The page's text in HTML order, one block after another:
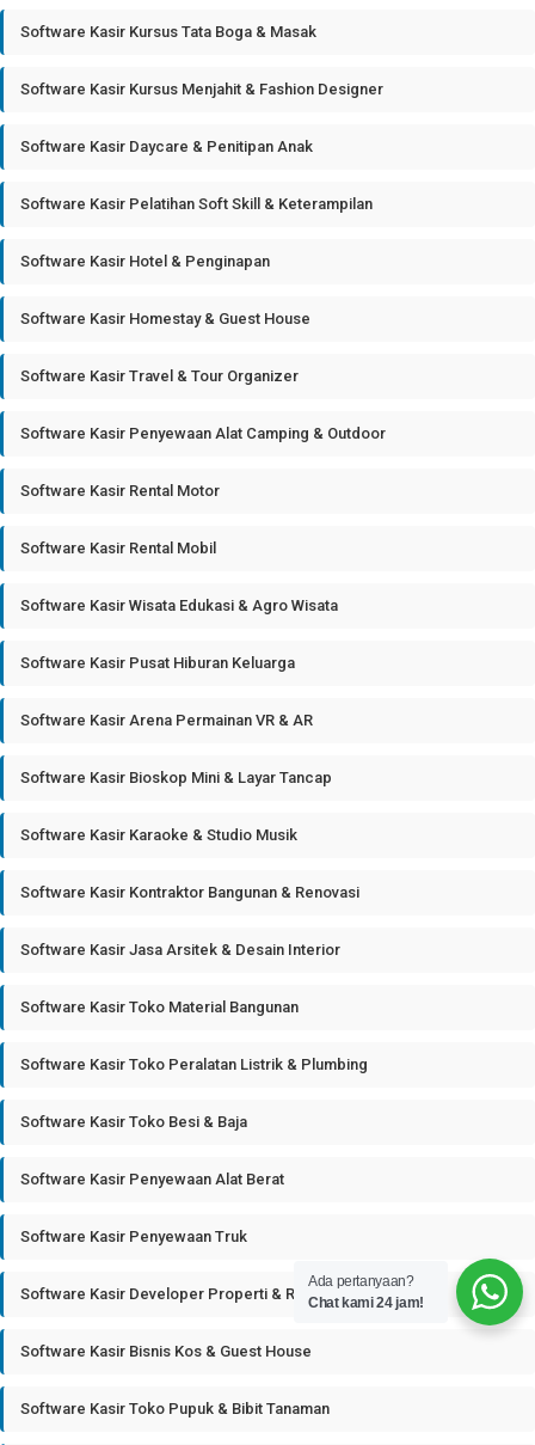
Software Kasir Kursus Tata Boga & Masak
Software Kasir Kursus Menjahit & Fashion Designer
Software Kasir Daycare & Penitipan Anak
Software Kasir Pelatihan Soft Skill & Keterampilan
Software Kasir Hotel & Penginapan
Software Kasir Homestay & Guest House
Software Kasir Travel & Tour Organizer
Software Kasir Penyewaan Alat Camping & Outdoor
Software Kasir Rental Motor
Software Kasir Rental Mobil
Software Kasir Wisata Edukasi & Agro Wisata
Software Kasir Pusat Hiburan Keluarga
Software Kasir Arena Permainan VR & AR
Software Kasir Bioskop Mini & Layar Tancap
Software Kasir Karaoke & Studio Musik
Software Kasir Kontraktor Bangunan & Renovasi
Software Kasir Jasa Arsitek & Desain Interior
Software Kasir Toko Material Bangunan
Software Kasir Toko Peralatan Listrik & Plumbing
Software Kasir Toko Besi & Baja
Software Kasir Penyewaan Alat Berat
Software Kasir Penyewaan Truk
Software Kasir Developer Properti & Real Estate
Software Kasir Bisnis Kos & Guest House
Software Kasir Toko Pupuk & Bibit Tanaman
Ada pertanyaan?
Chat kami 24 jam!